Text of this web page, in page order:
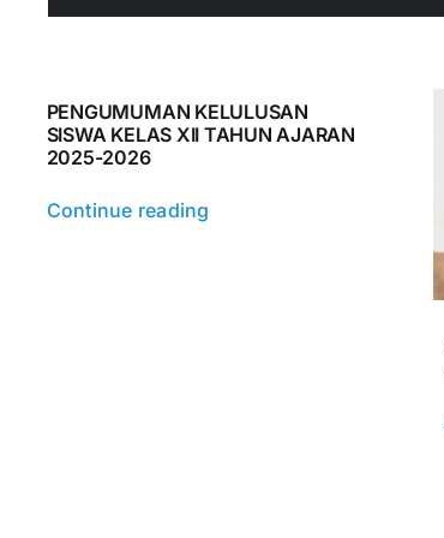
PENGUMUMAN KELULUSAN
SISWA KELAS XII TAHUN AJARAN
2025-2026
Continue reading